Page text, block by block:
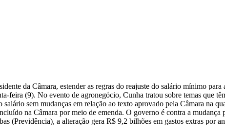
da Câmara, estender as regras do reajuste do salário mínimo
feira (9). No evento de agronegócio, Cunha tratou sobre temas que
sem mudanças em relação ao texto aprovado pela Câmara na
na Câmara por meio de emenda. O governo é contra a
(Previdência), a alteração gera R$ 9,2 bilhões em gastos extras por